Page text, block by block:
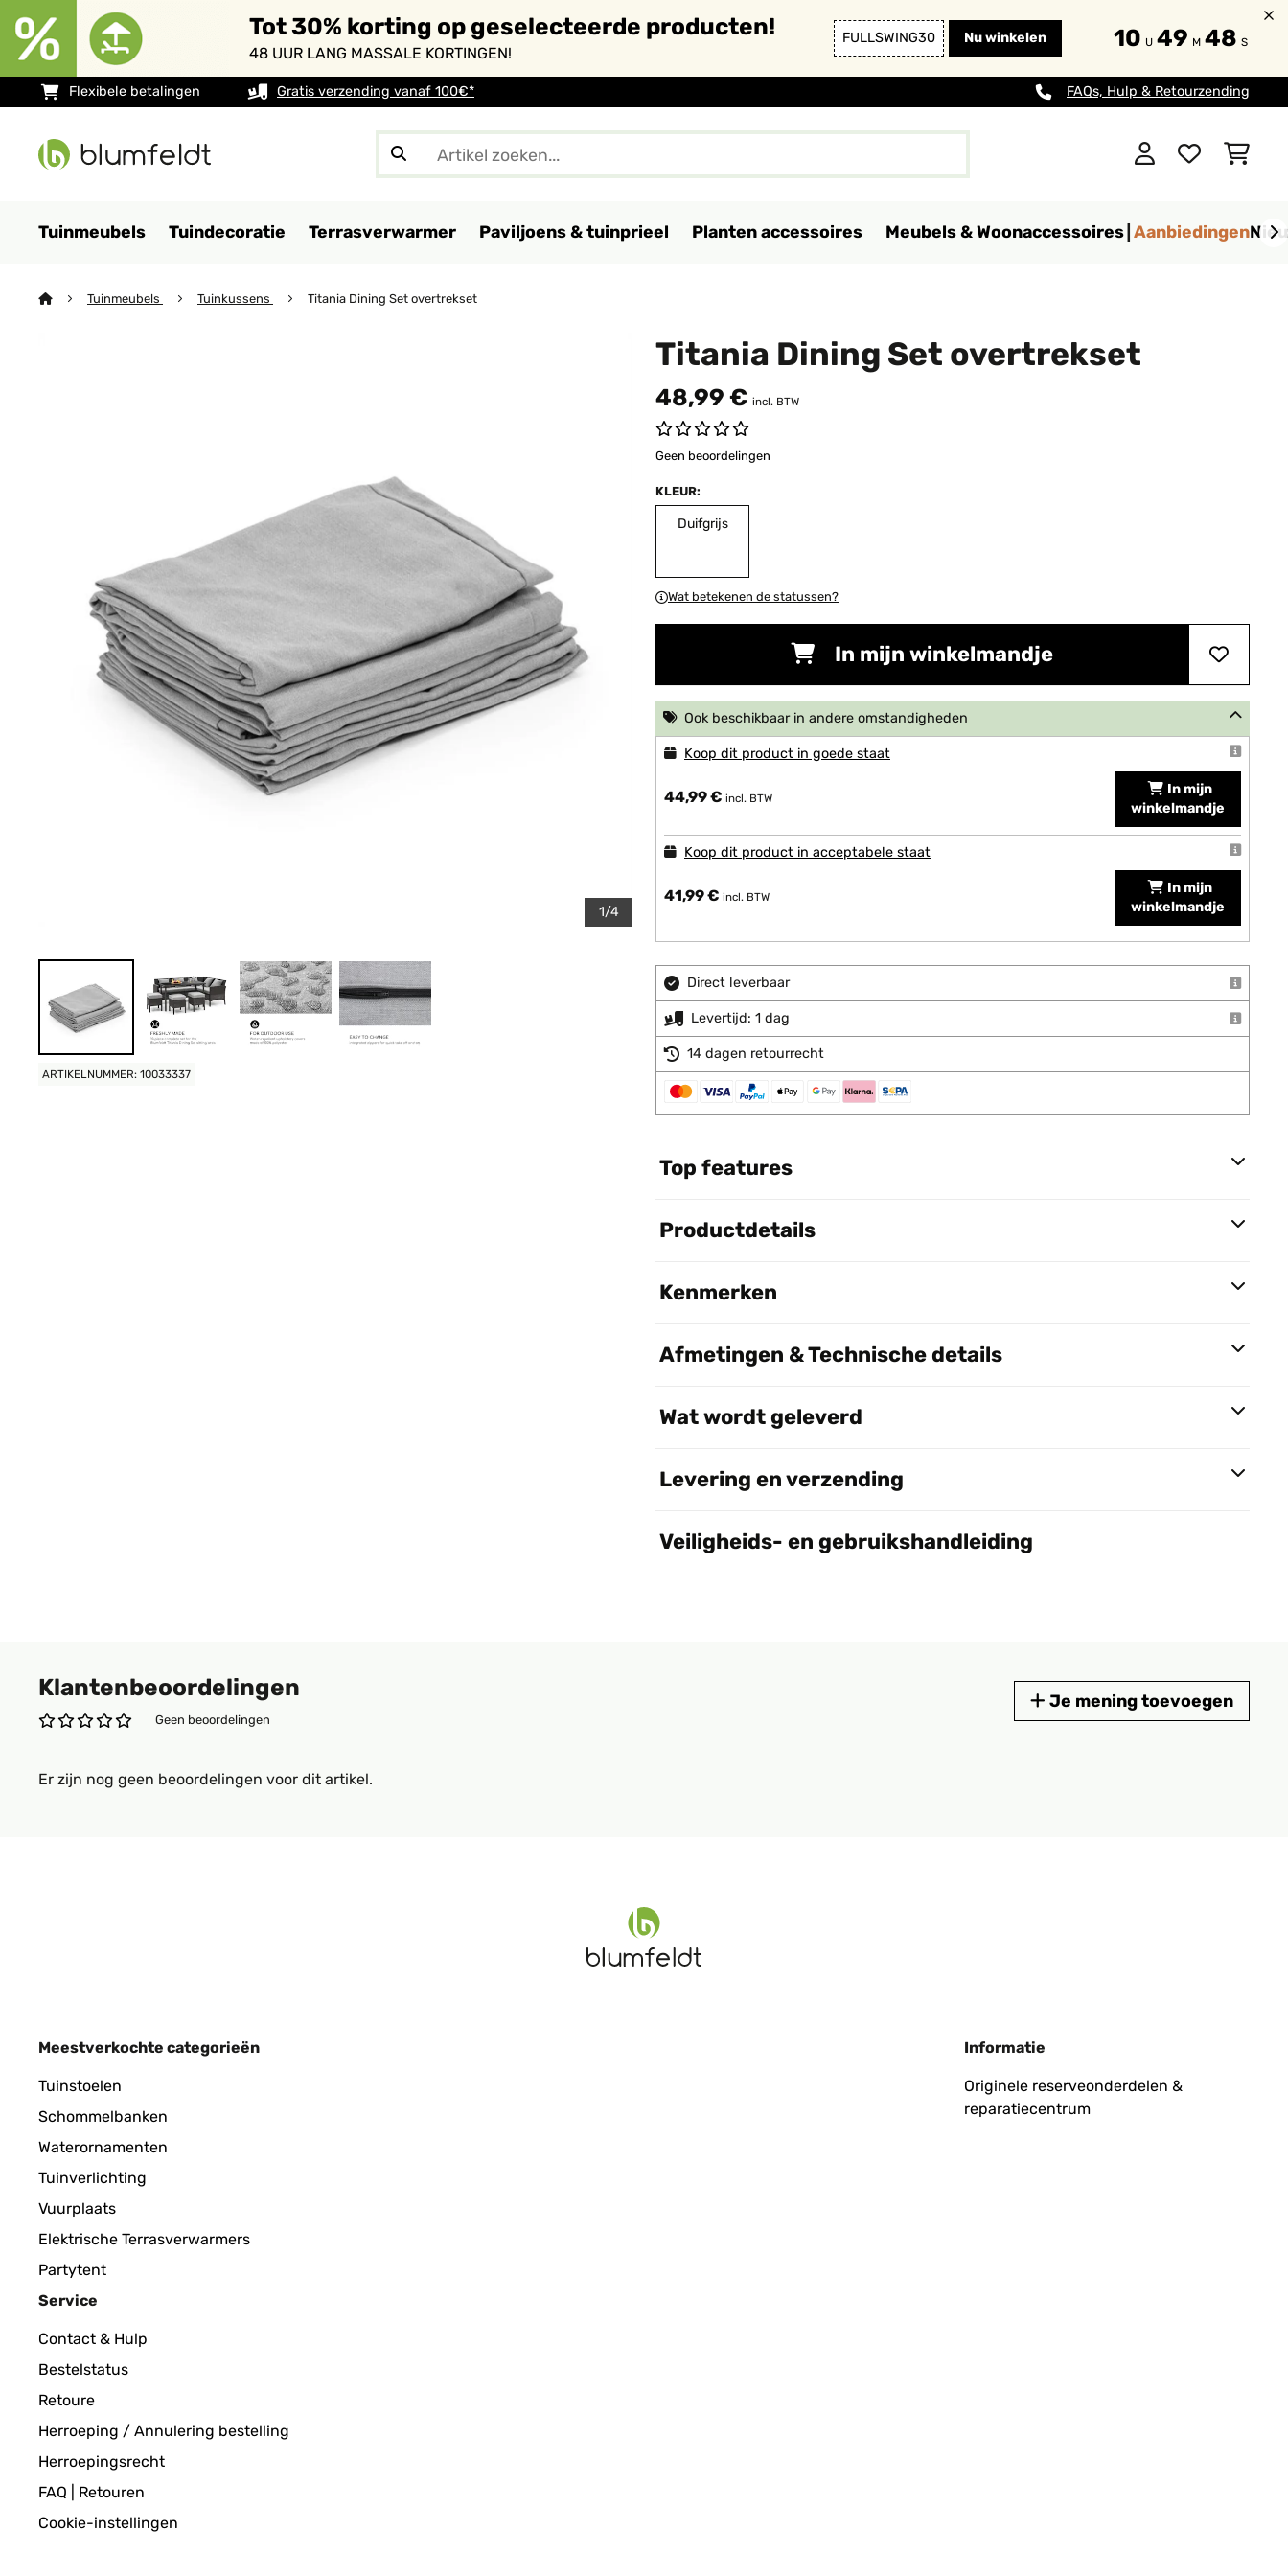
Tot 30% korting op geselecteerde producten!
48 UUR LANG MASSALE KORTINGEN!
FULLSWING30 Nu winkelen 10 U 49 M 47 S
Flexibele betalingen Gratis verzending vanaf 100€* FAQs, Hulp & Retourzending
Tuinmeubels Tuindecoratie Terrasverwarmer Paviljoens & tuinprieel Planten accessoires Meubels & Woonaccessoires Aanbiedingen
Tuinmeubels Tuinkussens Titania Dining Set overtrekset
1/4
ARTIKELNUMMER: 10033337
Titania Dining Set overtrekset
48,99 € incl. BTW
Geen beoordelingen
KLEUR:
Duifgrijs
Wat betekenen de statussen?
In mijn winkelmandje
Ook beschikbaar in andere omstandigheden
Koop dit product in goede staat
44,99 € incl. BTW
In mijn
winkelmandje
Koop dit product in acceptabele staat
41,99 € incl. BTW
In mijn
winkelmandje
Direct leverbaar
Levertijd: 1 dag
14 dagen retourrecht
Top features
Productdetails
Kenmerken
Afmetingen & Technische details
Wat wordt geleverd
Levering en verzending
Veiligheids- en gebruikshandleiding
Klantenbeoordelingen
Geen beoordelingen
Je mening toevoegen
Er zijn nog geen beoordelingen voor dit artikel.
Meestverkochte categorieën
Tuinstoelen
Schommelbanken
Waterornamenten
Tuinverlichting
Vuurplaats
Elektrische Terrasverwarmers
Partytent
Informatie
Originele reserveonderdelen &
reparatiecentrum
Service
Contact & Hulp
Bestelstatus
Retoure
Herroeping / Annulering bestelling
Herroepingsrecht
FAQ | Retouren
Cookie-instellingen